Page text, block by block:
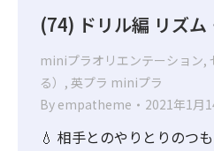
(74) ドリル編 リズ
miniプラオリエンテーション,
る） , 英プラ miniプラ
By empatheme 2021年1月
💧 相手とのやりとりのつ